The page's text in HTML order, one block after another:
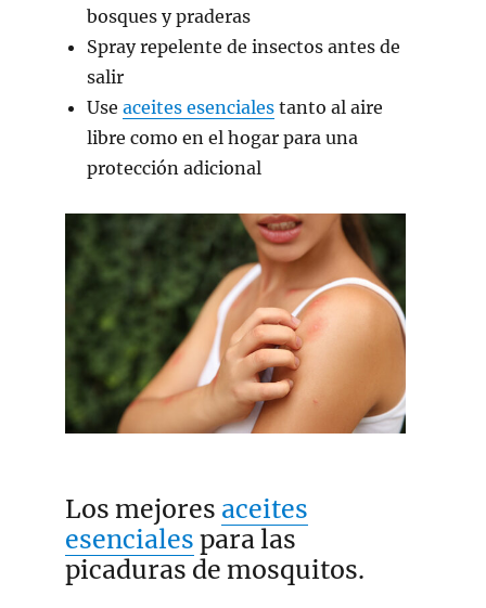
bosques y praderas
Spray repelente de insectos antes de
salir
Use aceites esenciales tanto al aire
libre como en el hogar para una
protección adicional
Los mejores aceites
esenciales para las
picaduras de mosquitos.